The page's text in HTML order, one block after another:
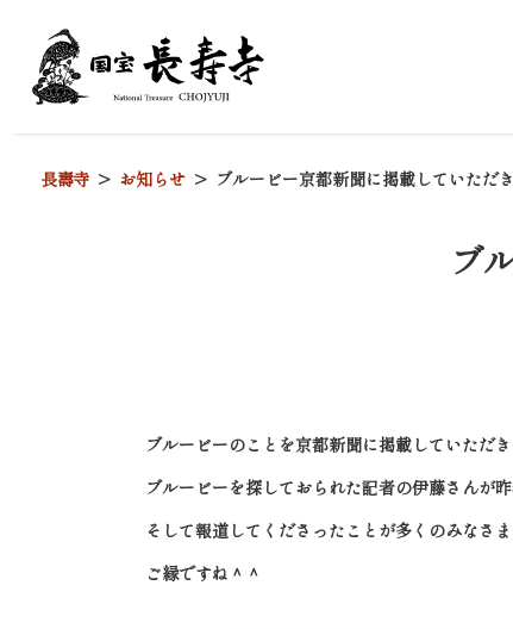
長壽寺 お知らせ ブルービー京都新聞に掲載していただ
ブ
ブルービーのことを京都新聞に掲載していただき
ブルービーを探しておられた記者の伊藤さんが
そして報道してくださったことが多くのみなさ
ご縁ですね＾＾